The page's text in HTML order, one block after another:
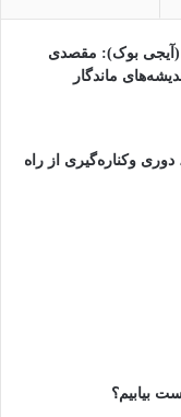
(آیجی بوک): مقصدی
ماندگار
وکناره‌گیری از راه
بیابیم؟